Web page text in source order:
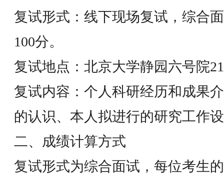
复试形式：线下现场复试，综合
100分。
复试地点：北京大学静园六号院
复试内容：个人科研经历和成果
的认识、本人拟进行的研究工作
二、成绩计算方式
复试形式为综合面试，每位考生